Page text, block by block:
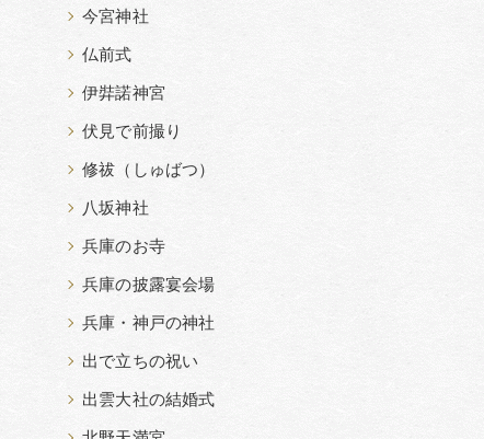
今宮神社
仏前式
伊弉諾神宮
伏見で前撮り
修祓（しゅばつ）
八坂神社
兵庫のお寺
兵庫の披露宴会場
兵庫・神戸の神社
出で立ちの祝い
出雲大社の結婚式